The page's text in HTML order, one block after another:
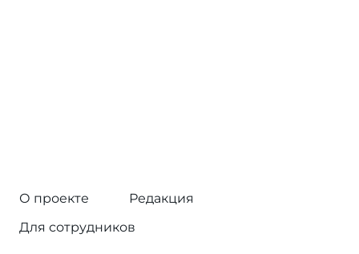
О проекте
Редакция
Для сотрудников